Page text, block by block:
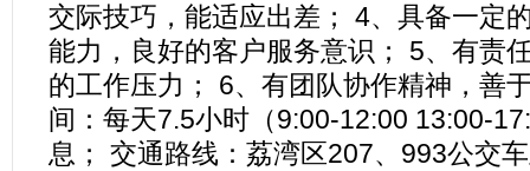
交际技巧，能适应出差； 4、具备一定
能力，良好的客户服务意识； 5、有责
的工作压力； 6、有团队协作精神，善
间：每天7.5小时（9:00-12:00 13:00-
息； 交通路线：荔湾区207、993公交